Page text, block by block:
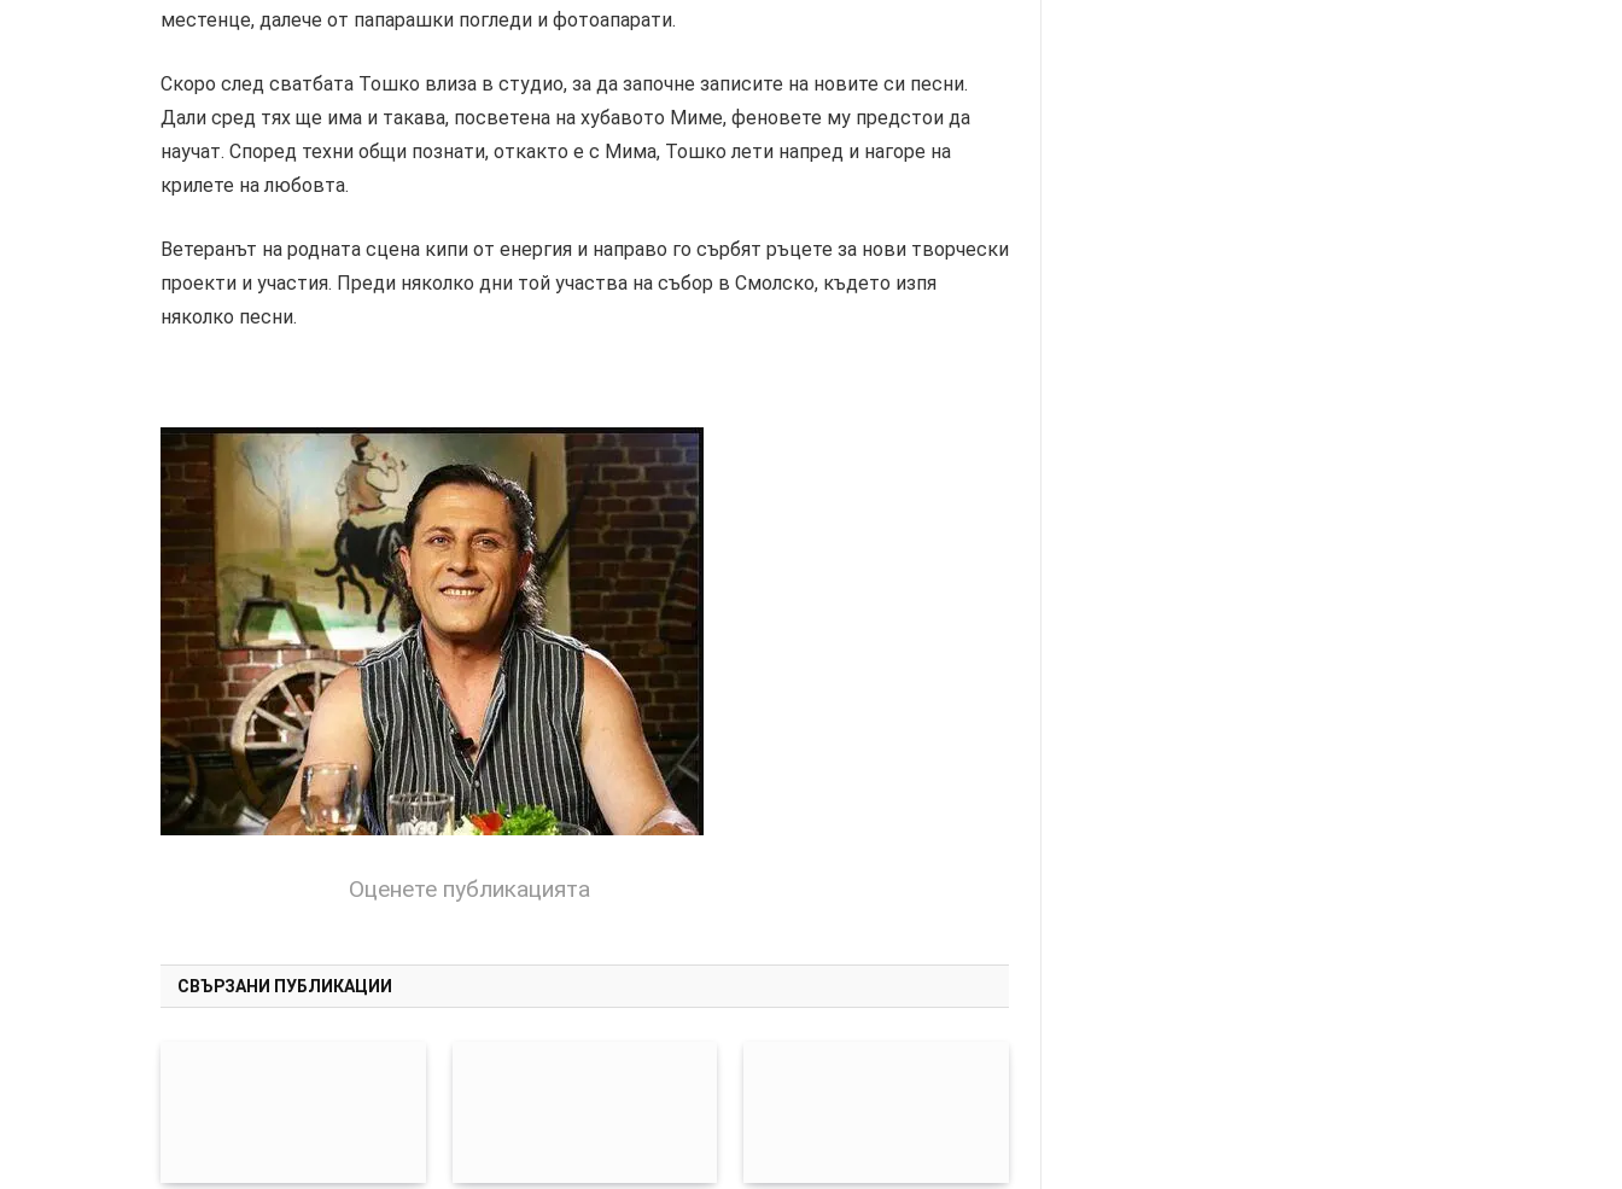
местенце, далече от папарашки погледи и фотоапарати.
Скоро след сватбата Тошко влиза в студио, за да започне записите на новите си песни.
Дали сред тях ще има и такава, посветена на хубавото Миме, феновете му предстои да
научат. Според техни общи познати, откакто е с Мима, Тошко лети напред и нагоре на
крилете на любовта.
Ветеранът на родната сцена кипи от енергия и направо го сърбят ръцете за нови творчески
проекти и участия. Преди няколко дни той участва на събор в Смолско, където изпя
няколко песни.
Оценете публикацията
СВЪРЗАНИ ПУБЛИКАЦИИ